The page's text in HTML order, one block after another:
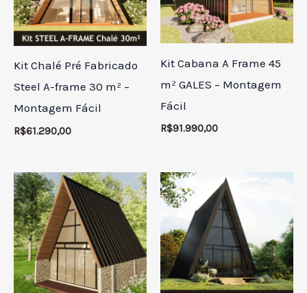
Kit Chalé Pré Fabricado
Steel A-frame 30 m² –
Montagem Fácil
R$61.290,00
Kit Cabana A Frame 45
m² GALES – Montagem
Fácil
R$91.990,00